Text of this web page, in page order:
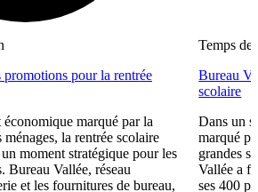
pour la rentrée
marqué par la
la rentrée scolaire
moment stratégique pour les
Bureau Vallée, réseau
et les fournitures de bureau,
Temps de
Bureau
scolaire
Dans un
marqué
grandes
Vallée a
ses 400